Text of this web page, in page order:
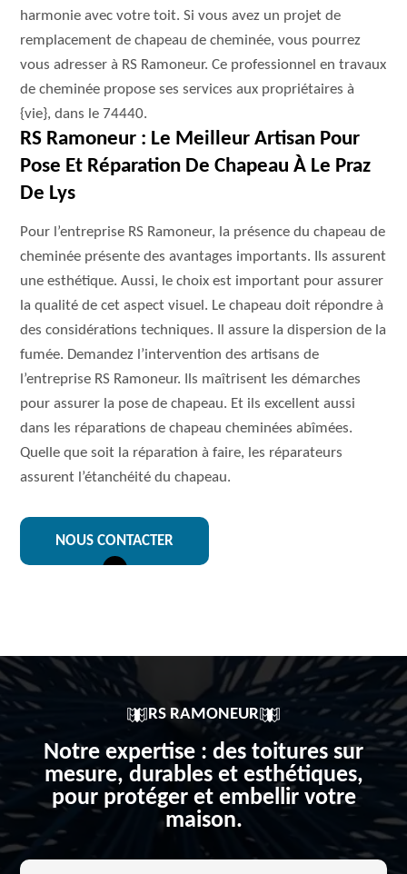
harmonie avec votre toit. Si vous avez un projet de
remplacement de chapeau de cheminée, vous pourrez
vous adresser à RS Ramoneur. Ce professionnel en travaux
de cheminée propose ses services aux propriétaires à
{vie}, dans le 74440.
RS Ramoneur : Le Meilleur Artisan Pour
Pose Et Réparation De Chapeau À Le Praz
De Lys
Pour l’entreprise RS Ramoneur, la présence du chapeau de
cheminée présente des avantages importants. Ils assurent
une esthétique. Aussi, le choix est important pour assurer
la qualité de cet aspect visuel. Le chapeau doit répondre à
des considérations techniques. Il assure la dispersion de la
fumée. Demandez l’intervention des artisans de
l’entreprise RS Ramoneur. Ils maîtrisent les démarches
pour assurer la pose de chapeau. Et ils excellent aussi
dans les réparations de chapeau cheminées abîmées.
Quelle que soit la réparation à faire, les réparateurs
assurent l’étanchéité du chapeau.
NOUS CONTACTER
RS RAMONEUR
Notre expertise : des toitures sur
mesure, durables et esthétiques,
pour protéger et embellir votre
maison.